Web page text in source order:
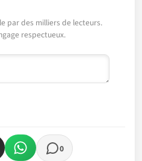
par des milliers de lecteurs.
respectueux.
0